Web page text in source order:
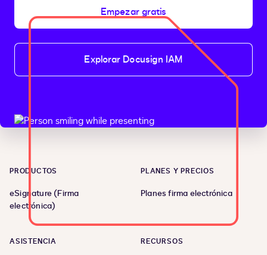
Empezar gratis
Explorar Docusign IAM
PRODUCTOS
eSignature (Firma
electrónica)
PLANES Y PRECIOS
Planes firma electrónica
ASISTENCIA RECURSOS